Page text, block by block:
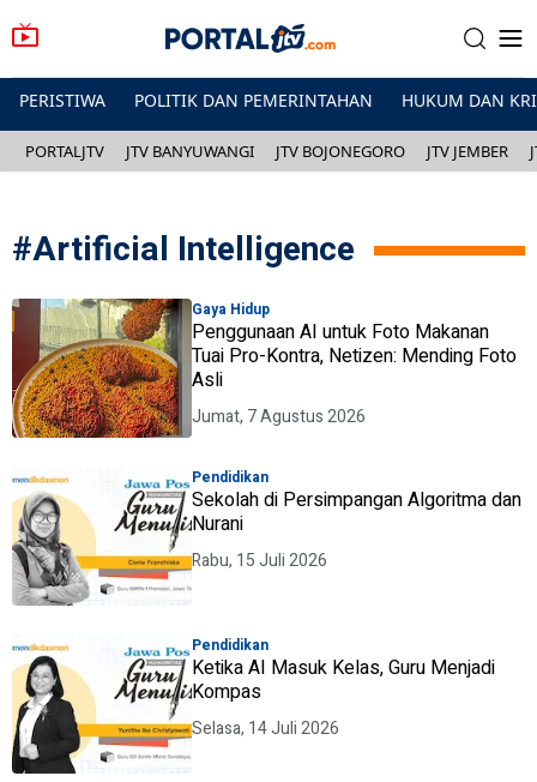
PERISTIWA POLITIK DAN PEMERINTAHAN HUKUM DAN
PORTALJTV JTV BANYUWANGI JTV BOJONEGORO JTV JEMBER
#Artificial Intelligence
Gaya Hidup
Penggunaan AI untuk Foto Makanan
Tuai Pro-Kontra, Netizen: Mending Foto
Asli
Jumat, 7 Agustus 2026
Pendidikan
Sekolah di Persimpangan Algoritma dan
Nurani
Rabu, 15 Juli 2026
Pendidikan
Ketika AI Masuk Kelas, Guru Menjadi
Kompas
Selasa, 14 Juli 2026